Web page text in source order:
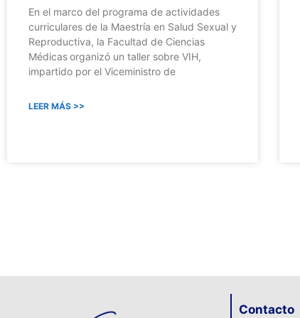
En el marco del programa de actividades
curriculares de la Maestría en Salud Sexual y
Reproductiva, la Facultad de Ciencias
Médicas organizó un taller sobre VIH,
impartido por el Viceministro de
LEER MÁS >>
Contacto